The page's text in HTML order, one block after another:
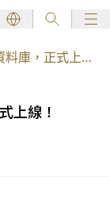
語言切換
由 Google 翻
譯，僅供參考。
料庫，正式上
上線！